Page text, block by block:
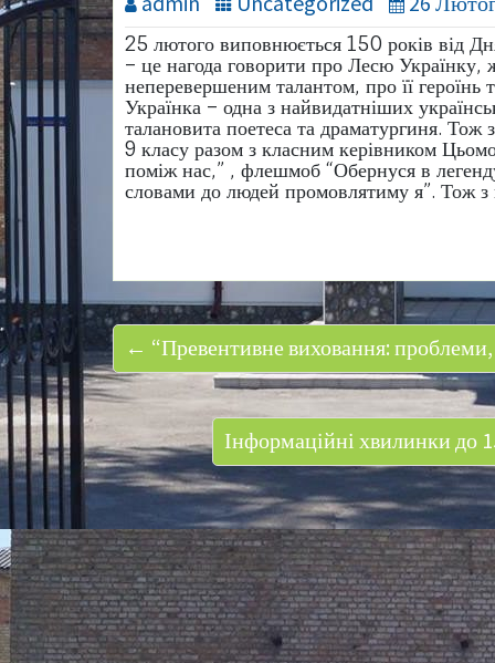
25 лютого виповнюється 150 років від
– це нагода говорити про Лесю
неперевершеним талантом, про її героїнь
Українка – одна з найвидатніших
талановита поетеса та драматургиня.
9 класу разом з класним керівником
поміж нас,” , флешмоб “Обернуся в
словами до людей промовлятиму я”. Тож з
← “Превентивне виховання:
Інформаційні хвилинки до